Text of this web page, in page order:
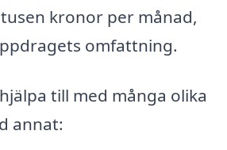
kronor per månad,
omfattning.
till med många olika
annat: